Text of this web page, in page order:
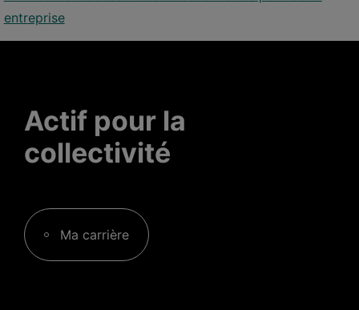
entreprise
Actif pour la
collectivité
Ma carrière